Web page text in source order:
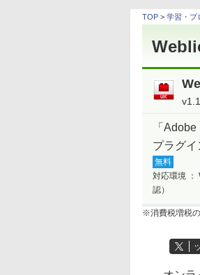
TOP> 学習・プ
「
プラグイ
無料
対応環境 ：
認）
※消費税増税